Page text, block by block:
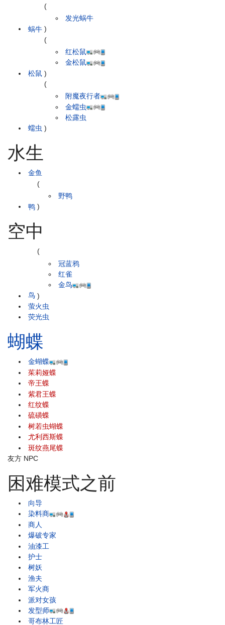
蜗牛
(
发光蜗牛
)
松鼠
(
红松鼠
金松鼠
)
蠕虫
(
附魔夜行者
金蠕虫
松露虫
)
水生
金鱼
鸭
(
野鸭
)
空中
鸟
(
冠蓝鸦
红雀
金鸟
)
萤火虫
荧光虫
蝴蝶
金蝴蝶
茱莉娅蝶
帝王蝶
紫君王蝶
红纹蝶
硫磺蝶
树若虫蝴蝶
尤利西斯蝶
斑纹燕尾蝶
友方 NPC
困难模式之前
向导
染料商
商人
爆破专家
油漆工
护士
树妖
渔夫
军火商
派对女孩
发型师
哥布林工匠